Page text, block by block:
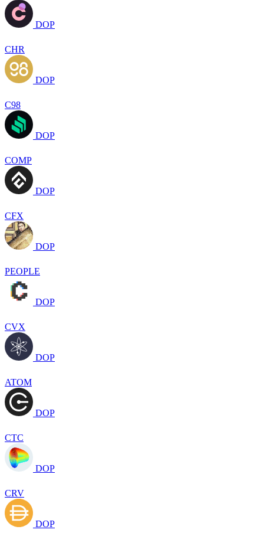
DOP
CHR
DOP
C98
DOP
COMP
DOP
CFX
DOP
PEOPLE
DOP
CVX
DOP
ATOM
DOP
CTC
DOP
CRV
DOP